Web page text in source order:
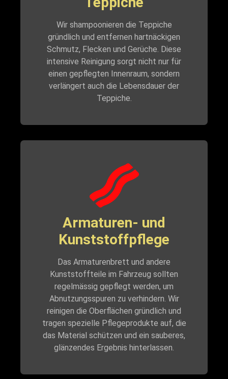
Wir shampoonieren die Teppiche
gründlich und entfernen hartnäckigen
Schmutz, Flecken und Gerüche. Diese
intensive Reinigung sorgt nicht nur für
einen gepflegten Innenraum, sondern
verlängert auch die Lebensdauer der
Teppiche.
Armaturen- und
Kunststoffpflege
Das Armaturenbrett und andere
Kunststoffteile im Fahrzeug sollten
regelmässig gepflegt werden, um
Abnutzungsspuren zu verhindern. Wir
reinigen die Oberflächen gründlich und
tragen spezielle Pflegeprodukte auf, die
das Material schützen und ein sauberes,
glänzendes Ergebnis hinterlassen.